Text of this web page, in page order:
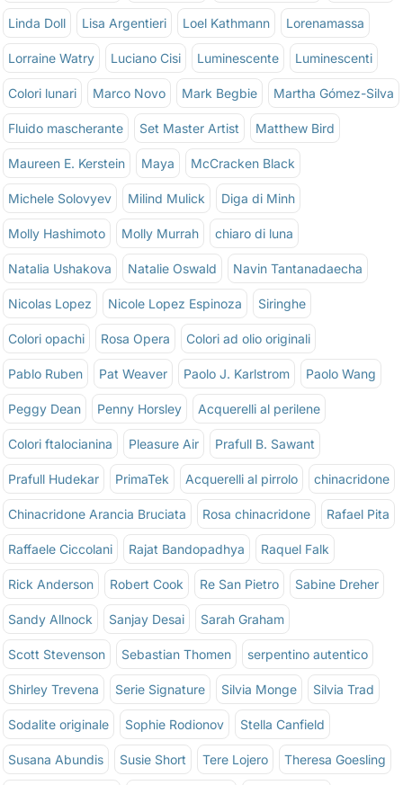
Linda Doll Lisa Argentieri Loel Kathmann Lorenamassa
Lorraine Watry Luciano Cisi Luminescente Luminescenti
Colori lunari Marco Novo Mark Begbie Martha Gómez-Silva
Fluido mascherante Set Master Artist Matthew Bird
Maureen E. Kerstein Maya McCracken Black
Michele Solovyev Milind Mulick Diga di Minh
Molly Hashimoto Molly Murrah chiaro di luna
Natalia Ushakova Natalie Oswald Navin Tantanadaecha
Nicolas Lopez Nicole Lopez Espinoza Siringhe
Colori opachi Rosa Opera Colori ad olio originali
Pablo Ruben Pat Weaver Paolo J. Karlstrom Paolo Wang
Peggy Dean Penny Horsley Acquerelli al perilene
Colori ftalocianina Pleasure Air Prafull B. Sawant
Prafull Hudekar PrimaTek Acquerelli al pirrolo chinacridone
Chinacridone Arancia Bruciata Rosa chinacridone Rafael Pita
Raffaele Ciccolani Rajat Bandopadhya Raquel Falk
Rick Anderson Robert Cook Re San Pietro Sabine Dreher
Sandy Allnock Sanjay Desai Sarah Graham
Scott Stevenson Sebastian Thomen serpentino autentico
Shirley Trevena Serie Signature Silvia Monge Silvia Trad
Sodalite originale Sophie Rodionov Stella Canfield
Susana Abundis Susie Short Tere Lojero Theresa Goesling